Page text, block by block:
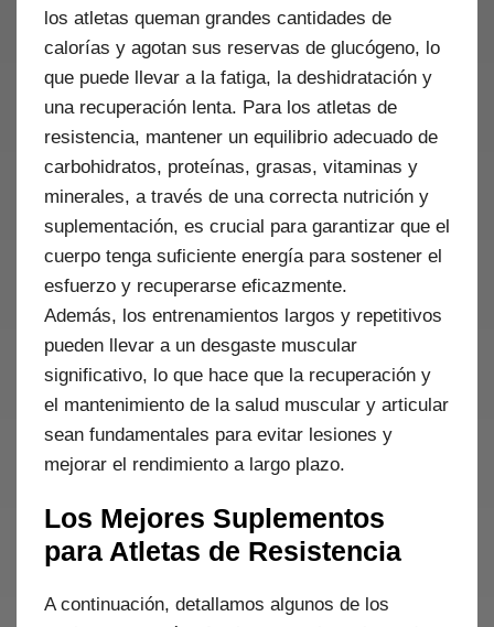
los atletas queman grandes cantidades de
calorías y agotan sus reservas de glucógeno, lo
que puede llevar a la fatiga, la deshidratación y
una recuperación lenta. Para los atletas de
resistencia, mantener un equilibrio adecuado de
carbohidratos, proteínas, grasas, vitaminas y
minerales, a través de una correcta nutrición y
suplementación, es crucial para garantizar que el
cuerpo tenga suficiente energía para sostener el
esfuerzo y recuperarse eficazmente.
Además, los entrenamientos largos y repetitivos
pueden llevar a un desgaste muscular
significativo, lo que hace que la recuperación y
el mantenimiento de la salud muscular y articular
sean fundamentales para evitar lesiones y
mejorar el rendimiento a largo plazo.
Los Mejores Suplementos
para Atletas de Resistencia
A continuación, detallamos algunos de los